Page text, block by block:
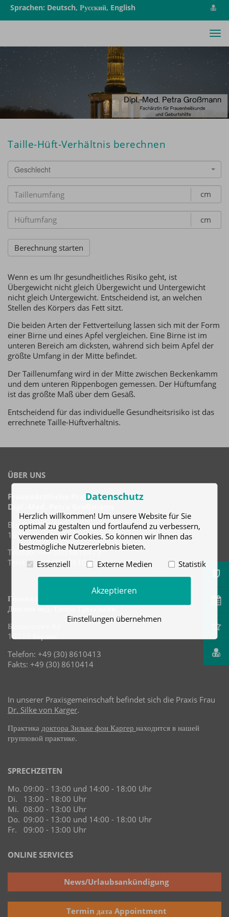
Sprachen: Deutsch, Русский, English
Taille-Hüft-Verhältnis berechnen
Geschlecht
cm
cm
Wenn es um Ihr gesundheitliches Risiko geht, ist
Übergewicht nicht gleich Übergewicht und Untergewicht
nicht gleich Untergewicht. Entscheidend ist, an welchen
Stellen des Körpers das Fett sitzt.
Die beiden Arten der Fettverteilung lassen sich mit der Form
einer Birne und eines Apfel vergleichen. Eine Birne ist im
unteren Bereich am dicksten, während sich beim Apfel der
größte Umfang in der Mitte befindet.
Der Taillenumfang wird in der Mitte zwischen Beckenkamm
und dem unteren Rippenbogen gemessen. Der Hüftumfang
ist das größte Maß über dem Gesäß.
Entscheidend für das individuelle Gesundheitsrisiko ist das
errechnete Taille-Hüftverhältnis.
ÜBER UNS
Frauenärztliche Praxis
Dipl.-Med. Petra Großmann
Bundesallee 42
10715 Berlin
Telefon: +49 (30) 8610413
Telefax: +49 (30) 8610414
Гинекологическая практика
Диплом мед. Петра Гроссманн
Бундесаллее 42
10715 Берлин
Telefon: +49 (30) 8610413
Fakts: +49 (30) 8610414
In unserer Praxisgemeinschaft befindet sich die Praxis Frau
Dr. Silke von Karger.
Практика доктора Зильке фон Каргер находится в нашей
групповой практике.
SPRECHZEITEN
Mo. 09:00 - 13:00 und 14:00 - 18:00 Uhr
Di.
13:00 - 18:00 Uhr
Mi. 08:00 - 13:00 Uhr
Do. 09:00 - 13:00 und 14:00 - 18:00 Uhr
Fr.
09:00 - 13:00 Uhr
ONLINE SERVICES
News/Urlaubsankündigung
Termin дата Appointment
Datenschutz
Herzlich willkommen! Um unsere Website für Sie
optimal zu gestalten und fortlaufend zu verbessern,
verwenden wir Cookies. So können wir Ihnen das
bestmögliche Nutzererlebnis bieten.
Essenziell
Externe Medien Statistik
Akzeptieren
Einstellungen übernehmen